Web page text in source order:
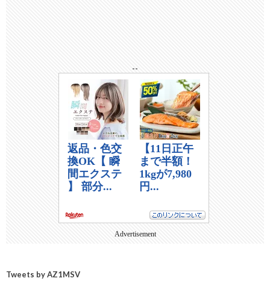
--
Advertisement
Tweets by AZ1MSV